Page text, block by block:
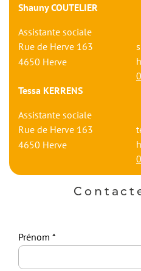
Shauny COUTELIER
Assistante sociale
Rue de Herve 163
4650 Herve
Tessa KERRENS
Assistante sociale
Rue de Herve 163
4650 Herve
Prénom